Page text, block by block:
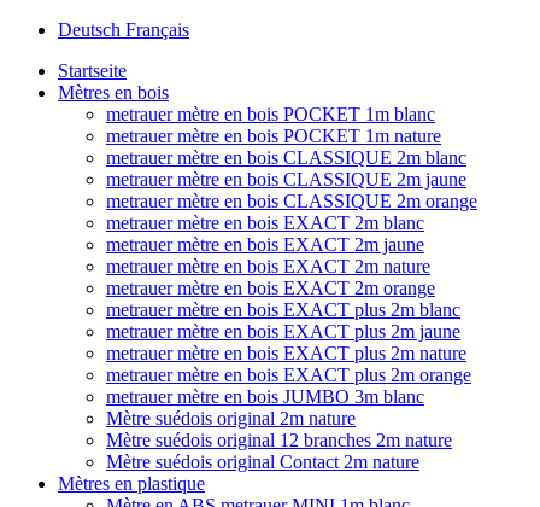
Deutsch Français
Startseite
Mètres en bois
metrauer mètre en bois POCKET 1m blanc
metrauer mètre en bois POCKET 1m nature
metrauer mètre en bois CLASSIQUE 2m blanc
metrauer mètre en bois CLASSIQUE 2m jaune
metrauer mètre en bois CLASSIQUE 2m orange
metrauer mètre en bois EXACT 2m blanc
metrauer mètre en bois EXACT 2m jaune
metrauer mètre en bois EXACT 2m nature
metrauer mètre en bois EXACT 2m orange
metrauer mètre en bois EXACT plus 2m blanc
metrauer mètre en bois EXACT plus 2m jaune
metrauer mètre en bois EXACT plus 2m nature
metrauer mètre en bois EXACT plus 2m orange
metrauer mètre en bois JUMBO 3m blanc
Mètre suédois original 2m nature
Mètre suédois original 12 branches 2m nature
Mètre suédois original Contact 2m nature
Mètres en plastique